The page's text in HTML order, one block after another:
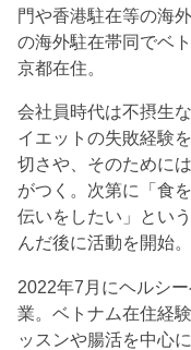
門や香港駐在等の海
の海外駐在帯同でベ
京都在住。
会社員時代は不摂生
イエットの失敗経験
切さや、そのために
がつく。次第に「食
伝いをしたい」とい
んだ後に活動を開始。
2022年7月にヘルシ
業。ベトナム在住経
ッスンや腸活を中心